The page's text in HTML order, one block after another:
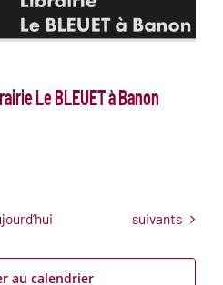
Le BLEUET à Banon
Évènements
suivants
au calendrier